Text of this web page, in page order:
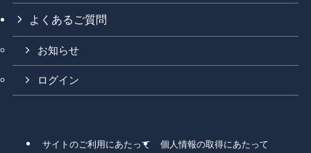
よくあるご質問
お知らせ
ログイン
サイトのご利用にあたって 個人情報の取得にあたって